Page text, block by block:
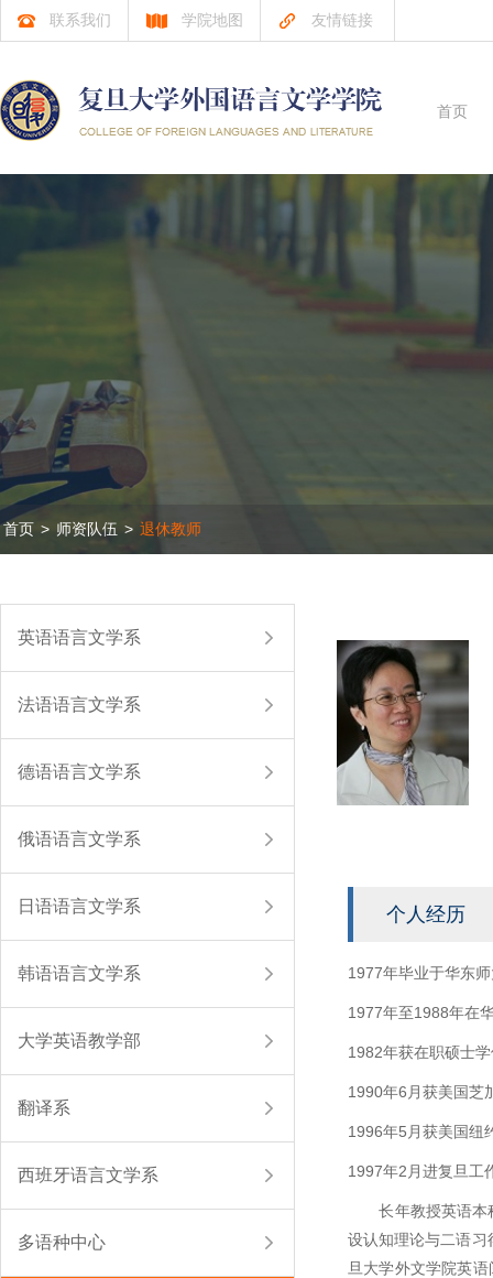
联系我们 学院地图 友情链接
首页
首页 > 师资队伍 > 退休教师
英语语言文学系
法语语言文学系
德语语言文学系
俄语语言文学系
日语语言文学系
韩语语言文学系
大学英语教学部
翻译系
西班牙语言文学系
多语种中心
个人经历
1977年毕业于华东
1977年至1988年在
1982年获在职硕士
1990年6月获美国芝
1996年5月获美国纽
1997年2月进复旦工
长年教授英语本科
设认知理论与二语
旦大学外文学院英